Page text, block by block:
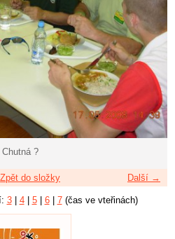
Chutná ?
Další →
Zpět do složky
3| 4| 5| 6| 7(čas ve vteřinách)